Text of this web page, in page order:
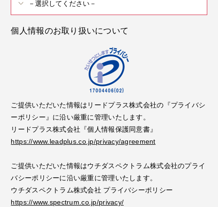
個人情報のお取り扱いについて
ご提供いただいた情報はリードプラス株式会社の『プライバシ
ーポリシー』に沿い厳重に管理いたします。
リードプラス株式会社『個人情報保護同意書』
https://www.leadplus.co.jp/privacy/agreement
ご提供いただいた情報はウチダスペクトラム株式会社のプライ
バシーポリシーに沿い厳重に管理いたします。
ウチダスペクトラム株式会社 プライバシーポリシー
https://www.spectrum.co.jp/privacy/